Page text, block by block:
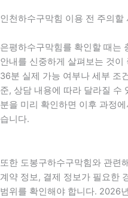
인천하수구막힘 이용 전 주의
은평하수구막힘를 확인할 때는
안내를 신중하게 살펴보는 것
36분 실제 가능 여부나 세부 조
준, 상담 내용에 따라 달라질 수
분을 미리 확인하면 이후 과정
습니다.
또한 도봉구하수구막힘와 관련
계약 정보, 결제 정보가 필요한
범위를 확인해야 합니다. 2026